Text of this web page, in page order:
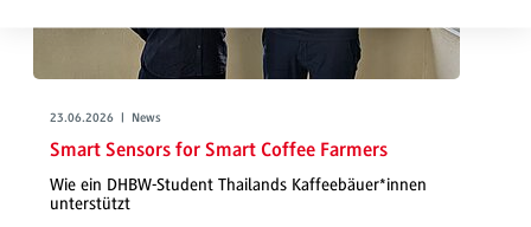
23.06.2026 | News
Smart Sensors for Smart Coffee Farmers
Wie ein DHBW-Student Thailands Kaffeebäuer*innen
unterstützt